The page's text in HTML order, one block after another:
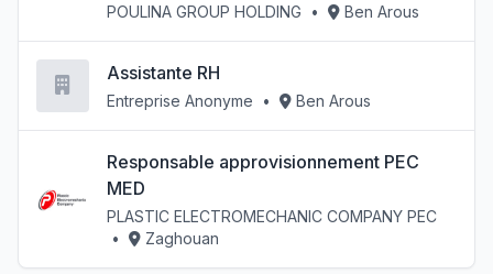
POULINA GROUP HOLDING • Ben Arous
Assistante RH
Entreprise Anonyme • Ben Arous
Responsable approvisionnement PEC
MED
PLASTIC ELECTROMECHANIC COMPANY PEC
•
Zaghouan